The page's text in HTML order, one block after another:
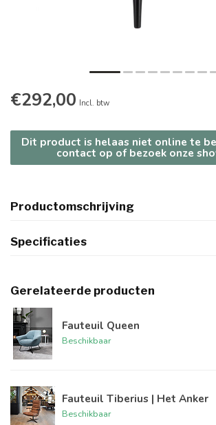
€292,00 Incl. btw
Dit product is helaas niet online te
contact op of bezoek onze
Productomschrijving
Specificaties
Gerelateerde producten
Fauteuil Queen
Beschikbaar
Fauteuil Tiberius | Het Anker
Beschikbaar